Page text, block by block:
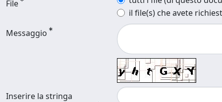
File
il file(s) che avete
Messaggio
Inserire la stringa